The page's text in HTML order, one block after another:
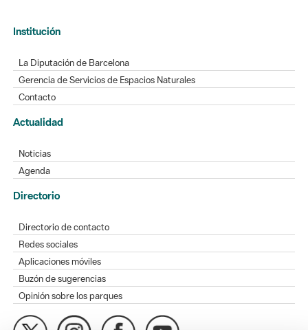
Institución
La Diputación de Barcelona
Gerencia de Servicios de Espacios Naturales
Contacto
Actualidad
Noticias
Agenda
Directorio
Directorio de contacto
Redes sociales
Aplicaciones móviles
Buzón de sugerencias
Opinión sobre los parques